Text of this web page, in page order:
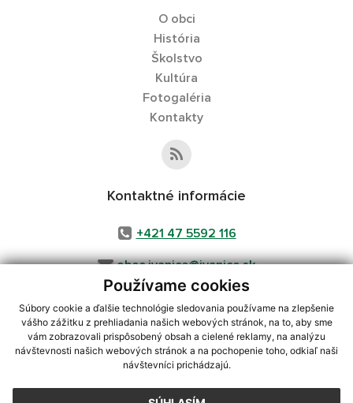
Používame cookies
Súbory cookie a ďalšie technológie sledovania používame na zlepšenie
vášho zážitku z prehliadania našich webových stránok, na to, aby sme
vám zobrazovali prispôsobený obsah a cielené reklamy, na analýzu
návštevnosti našich webových stránok a na pochopenie toho, odkiaľ naši
návštevníci prichádzajú.
O obci
História
Školstvo
Kultúra
Fotogaléria
Kontakty
Kontaktné informácie
+421 47 5592 116
obec.ivanice@ivanice.sk
využite možnosť získavania aktuálnych informácií s využitím RSS
CMS systém (redakčný) systém ECHELON 2,Mapa stránok,web portál
webex.digital, s.r.o.,domény,registrácia domény